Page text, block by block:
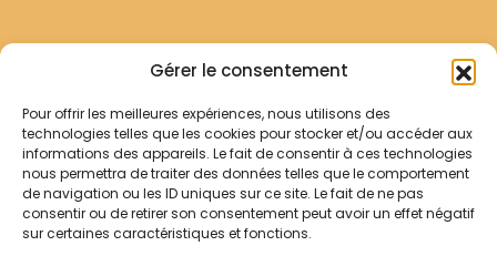
Gérer le consentement
Pour offrir les meilleures expériences, nous utilisons des
technologies telles que les cookies pour stocker et/ou accéder aux
informations des appareils. Le fait de consentir à ces technologies
nous permettra de traiter des données telles que le comportement
de navigation ou les ID uniques sur ce site. Le fait de ne pas
consentir ou de retirer son consentement peut avoir un effet négatif
sur certaines caractéristiques et fonctions.
Archives Franciscaines
RECHERCHER
Comment chercher ?
Les archives
Notre démarche